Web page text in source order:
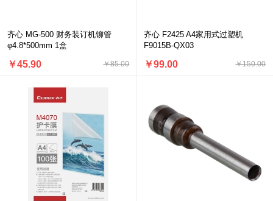
齐心 MG-500 财务装订机铆管
φ4.8*500mm 1盒
￥85.00
￥45.90
齐心 F2425 A4家用式过塑机
F9015B-QX03
￥150.00
￥99.00